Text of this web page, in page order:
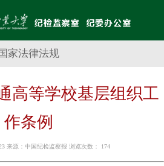
家法律法规
高等学校基层组织工
作条例
来源：中国纪检监察报 浏览次数： 174